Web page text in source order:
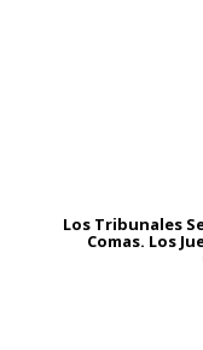
Los Tribunales
Comas. Los